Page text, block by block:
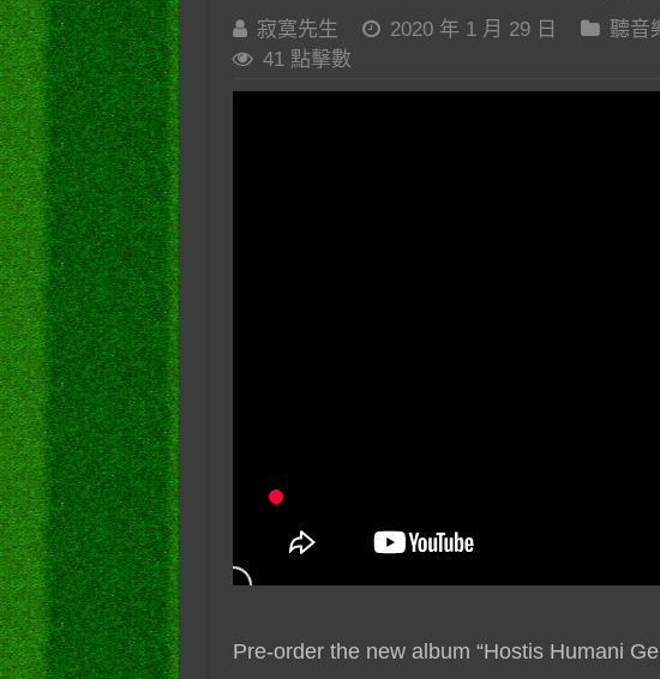
寂寞先生 2020 年 1 月 29 日 聽音
41 點擊數
Pre-order the new album “Hostis Humani